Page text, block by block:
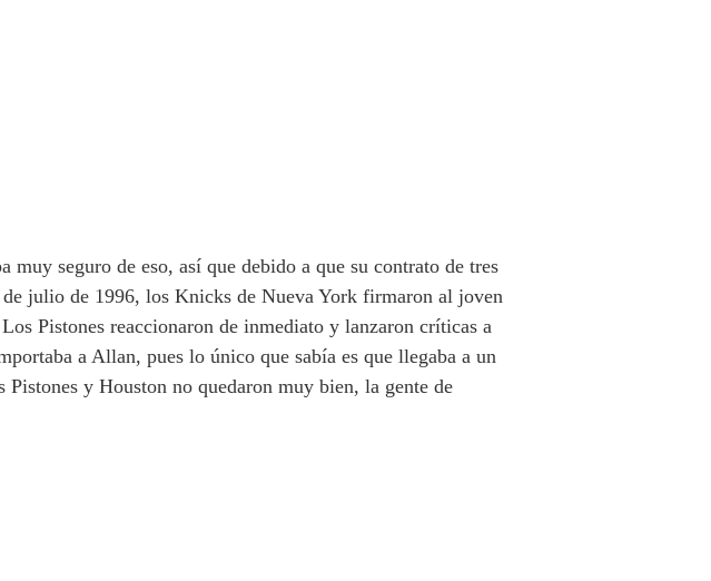
seguro de eso, así que debido a que su contrato de tres
julio de 1996, los Knicks de Nueva York firmaron al joven
Pistones reaccionaron de inmediato y lanzaron críticas a
a Allan, pues lo único que sabía es que llegaba a un
y Houston no quedaron muy bien, la gente de